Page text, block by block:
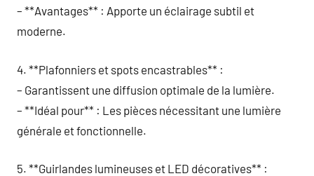
– **Avantages** : Apporte un éclairage subtil et
moderne.
4. **Plafonniers et spots encastrables** :
– Garantissent une diffusion optimale de la lumière.
– **Idéal pour** : Les pièces nécessitant une lumière
générale et fonctionnelle.
5. **Guirlandes lumineuses et LED décoratives** :